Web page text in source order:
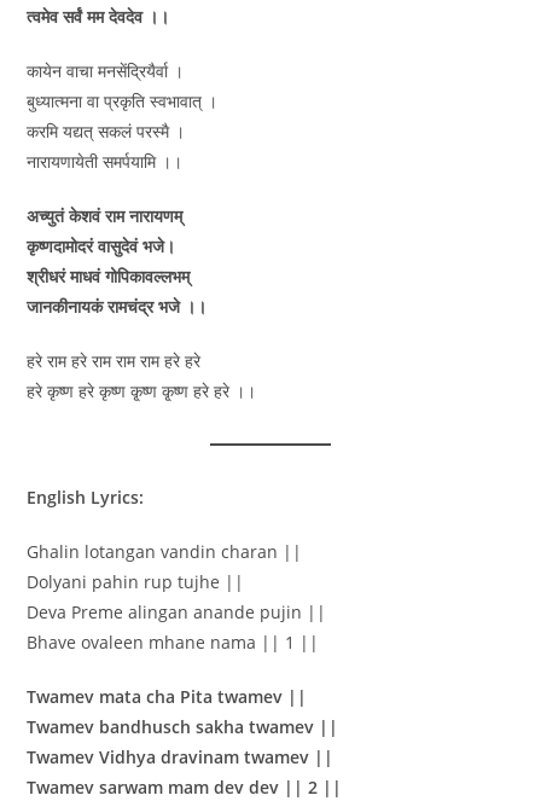
त्वमेव सर्वं मम देवदेव ।।
कायेन वाचा मनसेंद्रियैर्वा ।
बुध्यात्मना वा प्रकृति स्वभावात् ।
करमि यद्यत् सकलं परस्मै ।
नारायणायेती समर्पयामि ।।
अच्युतं केशवं राम नारायणम्
कृष्णदामोदरं वासुदेवं भजे।
श्रीधरं माधवं गोपिकावल्लभम्
जानकीनायकं रामचंद्र भजे ।।
हरे राम हरे राम राम राम हरे हरे
हरे कृष्ण हरे कृष्ण कृ्ष्ण कृ्ष्ण हरे हरे ।।
English Lyrics:
Ghalin lotangan vandin charan ||
Dolyani pahin rup tujhe ||
Deva Preme alingan anande pujin ||
Bhave ovaleen mhane nama || 1 ||
Twamev mata cha Pita twamev ||
Twamev bandhusch sakha twamev ||
Twamev Vidhya dravinam twamev ||
Twamev sarwam mam dev dev || 2 ||